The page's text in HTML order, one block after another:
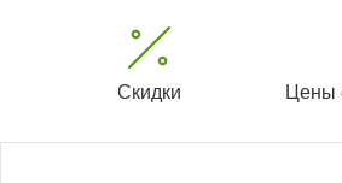
Скидки Цены